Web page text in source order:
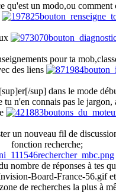
qu'est un modo,ou comment
pour ta
des liens
sup] dans le mode
tu n'en connais pas le jargon,
un nouveau fil de
fonction recherche;
nombre de réponses à tes
et
de recherches la plus à